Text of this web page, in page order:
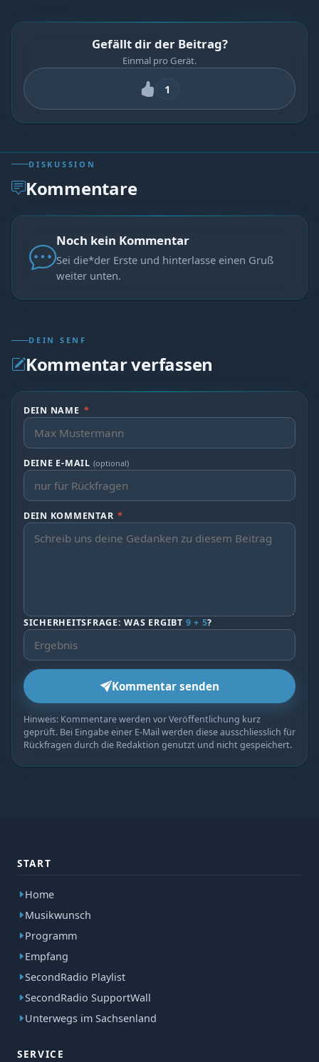
Gefällt dir der Beitrag?
Einmal pro Gerät.
1
DISKUSSION
Kommentare
Noch kein Kommentar
Sei die*der Erste und hinterlasse einen Gruß
weiter unten.
DEIN SENF
Kommentar verfassen
DEIN NAME *
DEINE E-MAIL (optional)
DEIN KOMMENTAR *
SICHERHEITSFRAGE: WAS ERGIBT 9 + 5?
Kommentar senden
Hinweis: Kommentare werden vor Veröffentlichung kurz
geprüft. Bei Eingabe einer E-Mail werden diese ausschliesslich für
Rückfragen durch die Redaktion genutzt und nicht gespeichert.
START
Home
Musikwunsch
Programm
Empfang
SecondRadio Playlist
SecondRadio SupportWall
Unterwegs im Sachsenland
SERVICE